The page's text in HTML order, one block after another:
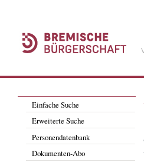
Einfache Suche
Erweiterte Suche
Personendatenbank
Dokumenten-Abo